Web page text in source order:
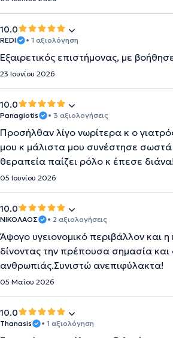
10.0
REDI • 1 αξιολόγηση
Εξαιρετικός επιστήμονας, με
23 Ιουνίου 2026
10.0
Panagiotis • 3 αξιολογήσεις
Προσήλθαν λίγο νωρίτερα κ ο
μου κ μάλιστα μου συνέστησε
θεραπεία παίζει ρόλο κ έπεσε
05 Ιουνίου 2026
10.0
ΝΙΚΟΛΑΟΣ • 2 αξιολογήσεις
Άψογο υγειονομικό περιβάλλον και
δίνοντας την πρέπουσα σημασία
ανθρωπιάς.Συνιστώ ανεπιφύλακτα!
05 Μαΐου 2026
10.0
Thanasis • 1 αξιολόγηση